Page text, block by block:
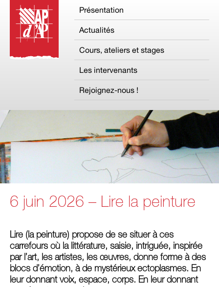
Présentation
Actualités
Cours, ateliers et stages
Les intervenants
Rejoignez-nous !
6 juin 2026 – Lire la peinture
Lire (la peinture) propose de se situer à ces
carrefours où la littérature, saisie, intriguée, inspirée
par l’art, les artistes, les œuvres, donne forme à des
blocs d’émotion, à de mystérieux ectoplasmes. En
leur donnant voix, espace, corps. En leur donnant